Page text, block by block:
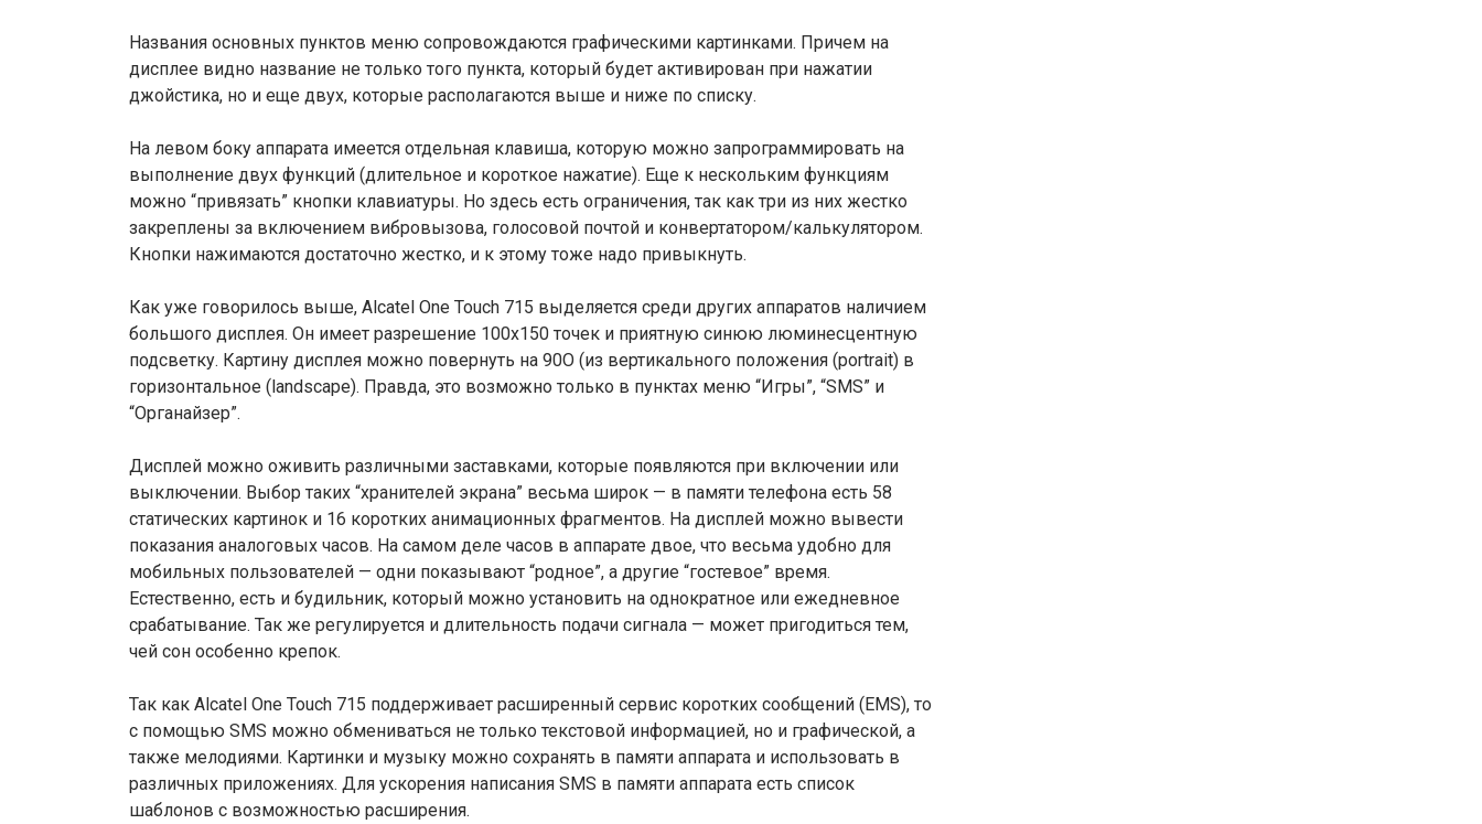
Названия основных пунктов меню сопровождаются графическими картинками. Причем на
дисплее видно название не только того пункта, который будет активирован при нажатии
джойстика, но и еще двух, которые располагаются выше и ниже по списку.
На левом боку аппарата имеется отдельная клавиша, которую можно запрограммировать на
выполнение двух функций (длительное и короткое нажатие). Еще к нескольким функциям
можно “привязать” кнопки клавиатуры. Но здесь есть ограничения, так как три из них жестко
закреплены за включением вибровызова, голосовой почтой и конвертатором/калькулятором.
Кнопки нажимаются достаточно жестко, и к этому тоже надо привыкнуть.
Как уже говорилось выше, Alcatel One Touch 715 выделяется среди других аппаратов наличием
большого дисплея. Он имеет разрешение 100х150 точек и приятную синюю люминесцентную
подсветку. Картину дисплея можно повернуть на 90O (из вертикального положения (portrait) в
горизонтальное (landscape). Правда, это возможно только в пунктах меню “Игры”, “SMS” и
“Органайзер”.
Дисплей можно оживить различными заставками, которые появляются при включении или
выключении. Выбор таких “хранителей экрана” весьма широк — в памяти телефона есть 58
статических картинок и 16 коротких анимационных фрагментов. На дисплей можно вывести
показания аналоговых часов. На самом деле часов в аппарате двое, что весьма удобно для
мобильных пользователей — одни показывают “родное”, а другие “гостевое” время.
Естественно, есть и будильник, который можно установить на однократное или ежедневное
срабатывание. Так же регулируется и длительность подачи сигнала — может пригодиться тем,
чей сон особенно крепок.
Так как Alcatel One Touch 715 поддерживает расширенный сервис коротких сообщений (EMS), то
с помощью SMS можно обмениваться не только текстовой информацией, но и графической, а
также мелодиями. Картинки и музыку можно сохранять в памяти аппарата и использовать в
различных приложениях. Для ускорения написания SMS в памяти аппарата есть список
шаблонов с возможностью расширения.